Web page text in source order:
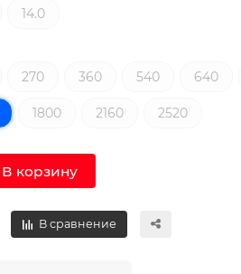
14.0
270 360 540 640
1800 2160 2520
В корзину
В сравнение